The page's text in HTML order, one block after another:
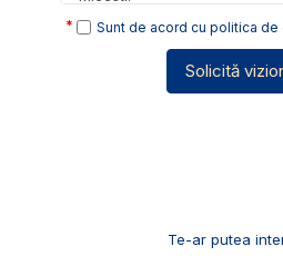
Sunt de acord cu politica de
Solicită
Te-ar putea